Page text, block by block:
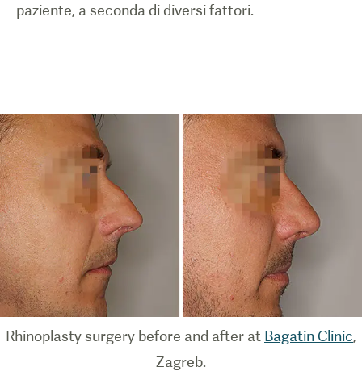
paziente, a seconda di diversi fattori.
Rhinoplasty surgery before and after at Bagatin Clinic,
Zagreb.